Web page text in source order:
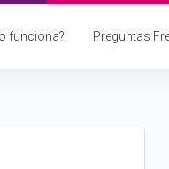
funciona? Preguntas